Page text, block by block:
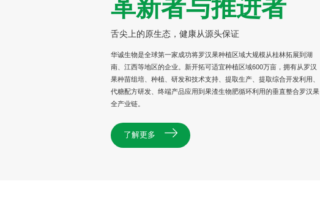
革新者与推进者
舌尖上的原生态，健康从源头保证
华诚生物是全球第一家成功将罗汉果种植区域大规模从桂林拓展到湖
南、江西等地区的企业。新开拓可适宜种植区域600万亩，拥有从罗汉
果种苗组培、种植、研发和技术支持、提取生产、提取综合开发利用、
代糖配方研发、终端产品应用到果渣生物肥循环利用的垂直整合罗汉果
全产业链。
了解更多